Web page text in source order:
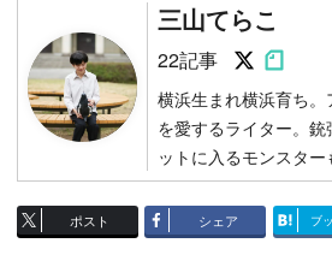
三山てらこ
22記事 Follow
横浜生まれ横浜育ち
を愛するライター。
ットに入るモンスター
ポスト シェア ブ